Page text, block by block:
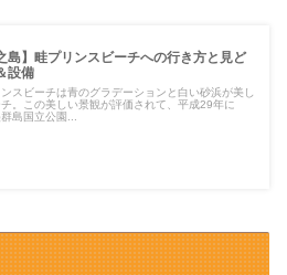
島】畦プリンスビーチへの行き方と見ど
設備
スビーチは青のグラデーションと白い砂浜が美し
。この美しい景観が評価されて、平成29年に
群島国立公園...